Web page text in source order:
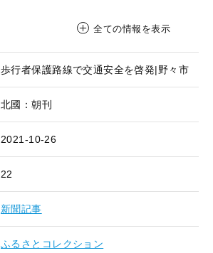
全ての情報を表示
歩行者保護路線で交通安全を啓発|野々市
北國：朝刊
2021-10-26
22
新聞記事
ふるさとコレクション